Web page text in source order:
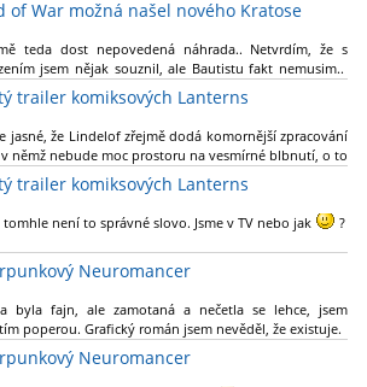
of War možná našel nového Kratose
teda dost nepovedená náhrada.. Netvrdím, že s
jsem nějak souznil, ale Bautistu fakt nemusim..
trailer komiksových Lanterns
jasné, že Lindelof zřejmě dodá komornější zpracování
němž nebude moc prostoru na vesmírné blbnutí, o to
moci nová adaptace odprostit třeba od filmového
s Ryanem Reynoldsem.´´ Co je na tom
trailer komiksových Lanterns
není to správné slovo. Jsme v TV nebo jak
?
že to vypadá skvěle jak po stránce kvantity materiálu,
pro mě velké překvapení a velmi zajímavá volba
lepší s každou novou scénou.
Neuromancer
byla fajn, ale zamotaná a nečetla se lehce, jsem
poperou. Grafický román jsem nevěděl, že existuje.
Neuromancer